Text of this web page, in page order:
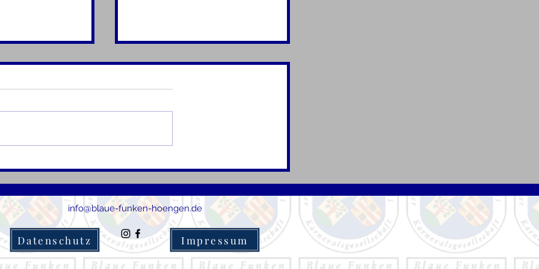
René
Dritte- Patrick und Saskia
geben sich das Ja-Wort <3
info@blaue-funken-hoengen.de
Datenschutz Impressum